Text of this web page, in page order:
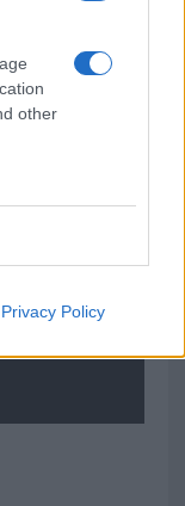
other
Privacy Policy
fuoco due furgoni